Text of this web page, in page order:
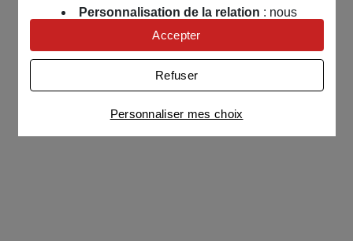
Personnalisation de la relation : nous
nous servons de cookies pour adapter nos
contenus et personnaliser nos offres
Univers publicitaire: nous utilisons avec
nos partenaires des cookies pour afficher des
publicités personnalisées
Connaître notre politique cookies et la liste de nos
partenaires
Personnaliser mes choix
Refuser
Accepter